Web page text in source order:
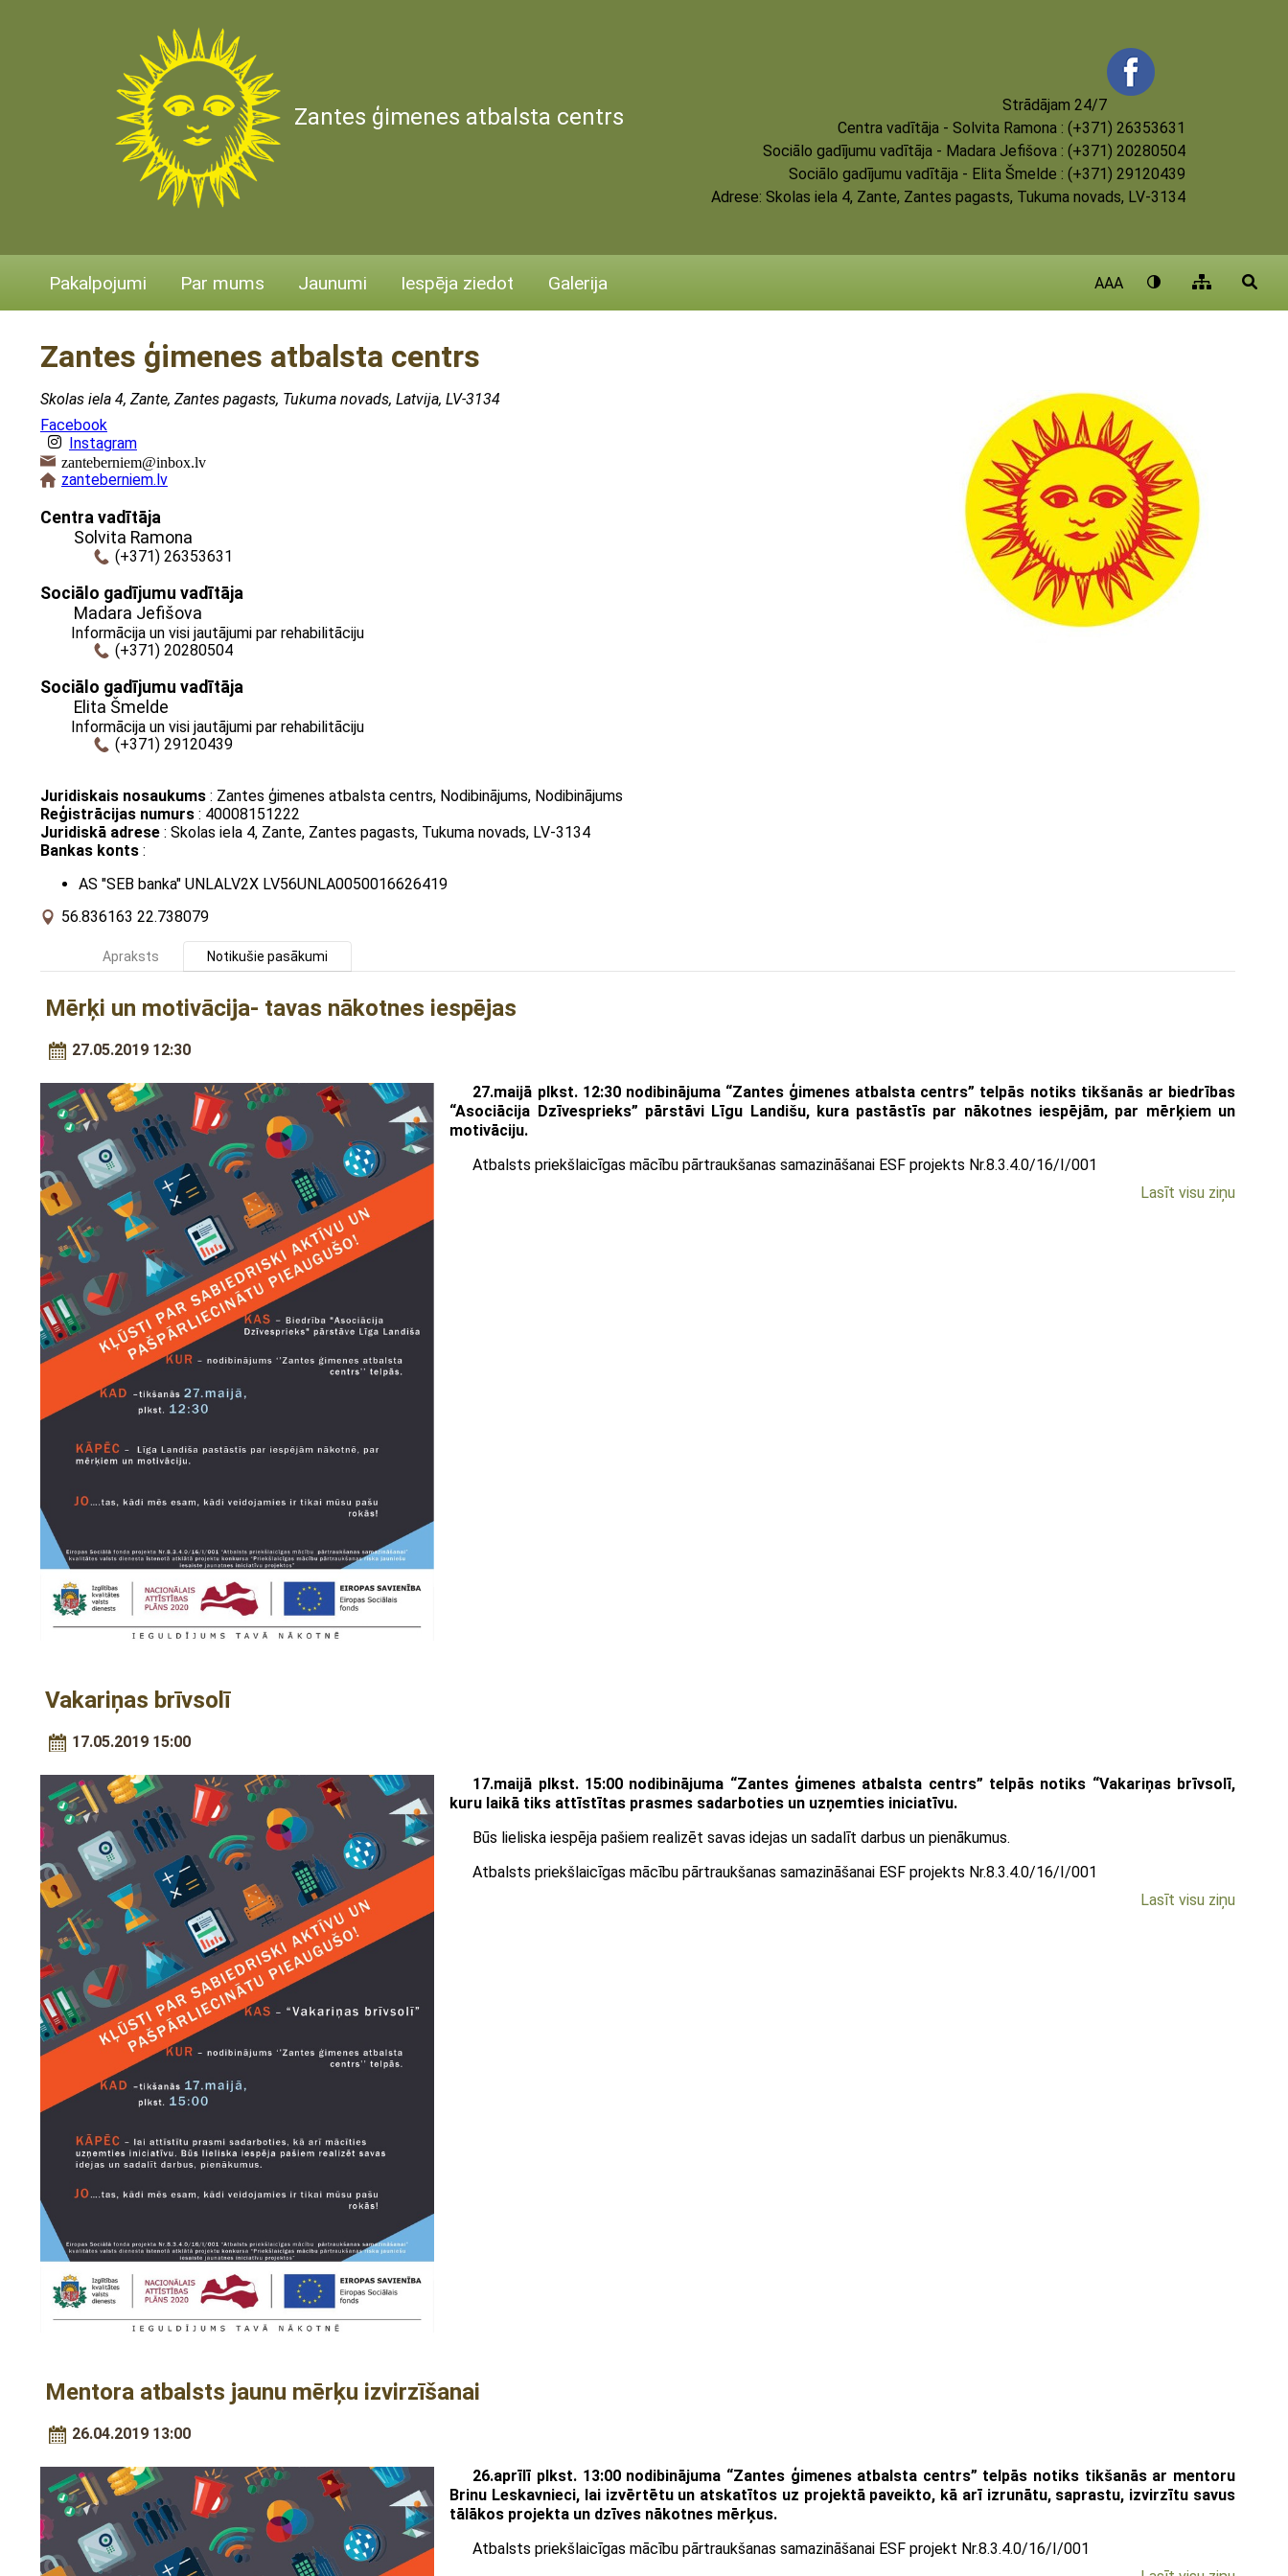
Zantes ģimenes atbalsta centrs
Strādājam 24/7
Centra vadītāja - Solvita Ramona : (+371) 26353631
Sociālo gadījumu vadītāja - Madara Jefišova : (+371) 20280504
Sociālo gadījumu vadītāja - Elita Šmelde : (+371) 29120439
Adrese: Skolas iela 4, Zante, Zantes pagasts, Tukuma novads, LV-3134
Pakalpojumi Par mums Jaunumi Iespēja ziedot Galerija AAA
Zantes ģimenes atbalsta centrs
Skolas iela 4, Zante, Zantes pagasts, Tukuma novads, Latvija, LV-3134
Facebook
Instagram
zanteberniem@inbox.lv
zanteberniem.lv
Centra vadītāja
Solvita Ramona
(+371) 26353631
Sociālo gadījumu vadītāja
Madara Jefišova
Informācija un visi jautājumi par rehabilitāciju
(+371) 20280504
Sociālo gadījumu vadītāja
Elita Šmelde
Informācija un visi jautājumi par rehabilitāciju
(+371) 29120439
Juridiskais nosaukums: Zantes ģimenes atbalsta centrs, Nodibinājums, Nodibinājums
Reģistrācijas numurs: 40008151222
Juridiskā adrese: Skolas iela 4, Zante, Zantes pagasts, Tukuma novads, LV-3134
Bankas konts:
AS "SEB banka" UNLALV2X LV56UNLA0050016626419
56.836163 22.738079
Apraksts Notikušie pasākumi
Mērķi un motivācija- tavas nākotnes iespējas
27.05.2019 12:30
27.maijā plkst. 12:30 nodibinājuma “Zantes ģimenes atbalsta centrs” telpās notiks tikšanās ar biedrības
“Asociācija Dzīvesprieks” pārstāvi Līgu Landišu, kura pastāstīs par nākotnes iespējām, par mērķiem un
motivāciju.
Atbalsts priekšlaicīgas mācību pārtraukšanas samazināšanai ESF projekts Nr.8.3.4.0/16/I/001
Lasīt visu ziņu
Vakariņas brīvsolī
17.05.2019 15:00
17.maijā plkst. 15:00 nodibinājuma “Zantes ģimenes atbalsta centrs” telpās notiks “Vakariņas brīvsolī,
kuru laikā tiks attīstītas prasmes sadarboties un uzņemties iniciatīvu.
Būs lieliska iespēja pašiem realizēt savas idejas un sadalīt darbus un pienākumus.
Atbalsts priekšlaicīgas mācību pārtraukšanas samazināšanai ESF projekts Nr.8.3.4.0/16/I/001
Lasīt visu ziņu
Mentora atbalsts jaunu mērķu izvirzīšanai
26.04.2019 13:00
26.aprīlī plkst. 13:00 nodibinājuma “Zantes ģimenes atbalsta centrs” telpās notiks tikšanās ar mentoru
Brinu Leskavnieci, lai izvērtētu un atskatītos uz projektā paveikto, kā arī izrunātu, saprastu, izvirzītu savus
tālākos projekta un dzīves nākotnes mērķus.
Atbalsts priekšlaicīgas mācību pārtraukšanas samazināšanai ESF projekt Nr.8.3.4.0/16/I/001